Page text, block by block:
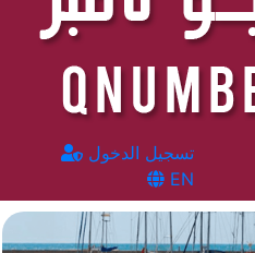
تسجيل الدخول
EN